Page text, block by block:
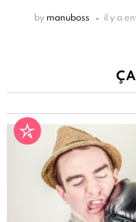
by manuboss il y a